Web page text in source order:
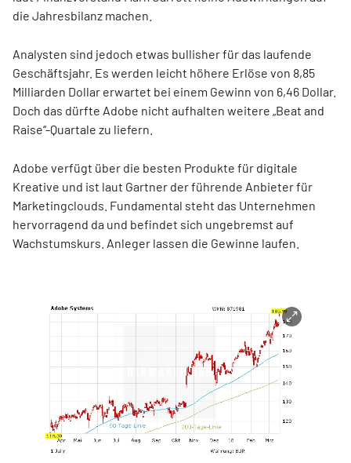
die Jahresbilanz machen.
Analysten sind jedoch etwas bullisher für das laufende
Geschäftsjahr. Es werden leicht höhere Erlöse von 8,85
Milliarden Dollar erwartet bei einem Gewinn von 6,46 Dollar.
Doch das dürfte Adobe nicht aufhalten weitere „Beat and
Raise“-Quartale zu liefern.
Adobe verfügt über die besten Produkte für digitale
Kreative und ist laut Gartner der führende Anbieter für
Marketingclouds. Fundamental steht das Unternehmen
hervorragend da und befindet sich ungebremst auf
Wachstumskurs. Anleger lassen die Gewinne laufen.